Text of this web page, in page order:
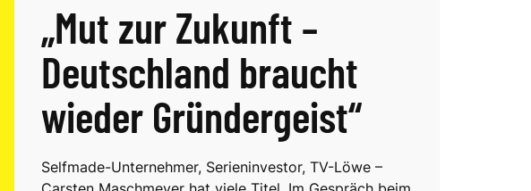
„Mut zur Zukunft –
Deutschland braucht
wieder Gründergeist“
Selfmade-Unternehmer, Serieninvestor, TV-Löwe –